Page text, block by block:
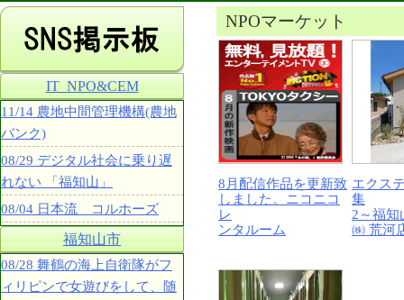
NPOマーケット
8月配信作品を更新致
しました。ニコニコ
レ
ンタルーム
エクス
集
2～福知
㈱ 荒河
IT_NPO&CEM
11/14 農地中間管理機構(農地
バンク)
08/29 デジタル社会に乗り遅
れない 「福知山」
08/04 日本流 コルホーズ
福知山市
08/28 舞鶴の海上自衛隊がフ
ィリピンで女遊びをして、随